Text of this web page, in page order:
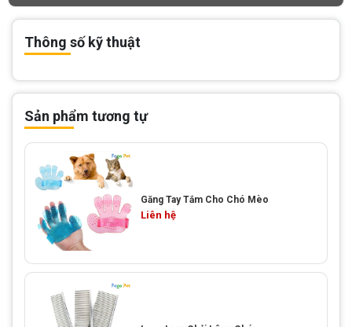
0929894774
Thông số kỹ thuật
Sản phẩm tương tự
Găng Tay Tắm Cho Chó Mèo
Liên hệ